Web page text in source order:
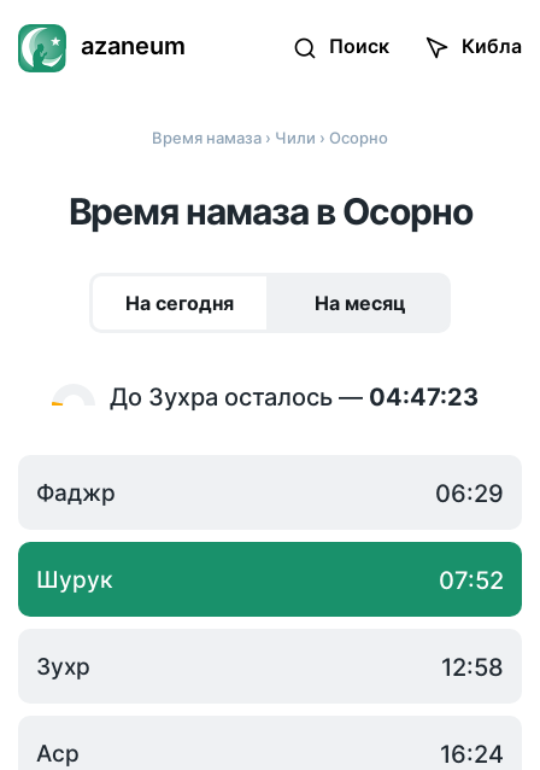
azaneum Поиск Кибла
Время намаза › Чили › Осорно
Время намаза в Осорно
На сегодня На месяц
До Зухра осталось — 04:47:23
Фаджр 06:29
Шурук 07:52
Зухр 12:58
Аср 16:24